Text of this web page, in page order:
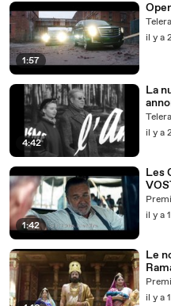
1:57
il y a
4:42
La
il y a
1:42
Les
il y a
Le
il y a